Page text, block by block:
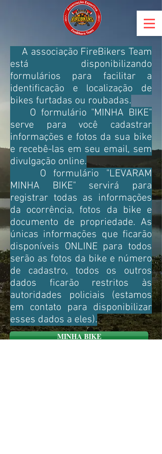
A associação FireBikers Team
está disponibilizando
formulários para facilitar a
identificação e localização de
bikes furtadas ou roubadas.
O formulário "MINHA BIKE"
serve para você cadastrar
informações e fotos da sua bike
e recebê-las em seu email, sem
divulgação online.
O formulário "LEVARAM
MINHA BIKE" servirá para
registrar todas as informações
da ocorrência, fotos da bike e
documento de propriedade. As
únicas informações que ficarão
disponíveis ONLINE para todos
serão as fotos da bike e número
de cadastro, todos os outros
dados ficarão restritos às
autoridades policiais (estamos
em contato para disponibilizar
esses dados a eles).
MINHA BIKE